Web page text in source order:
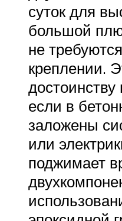
суток для
большой
не
креплении.
если в
заложены
или
поджимает